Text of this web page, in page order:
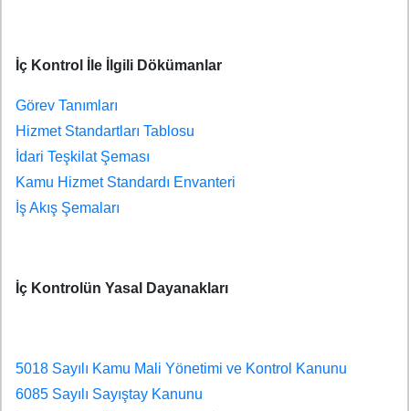
İç Kontrol İle İlgili Dökümanlar
Görev Tanımları
Hizmet Standartları Tablosu
İdari Teşkilat Şeması
Kamu Hizmet Standardı Envanteri
İş Akış Şemaları
İç Kontrolün Yasal Dayanakları
5018 Sayılı Kamu Mali Yönetimi ve Kontrol Kanunu
6085 Sayılı Sayıştay Kanunu